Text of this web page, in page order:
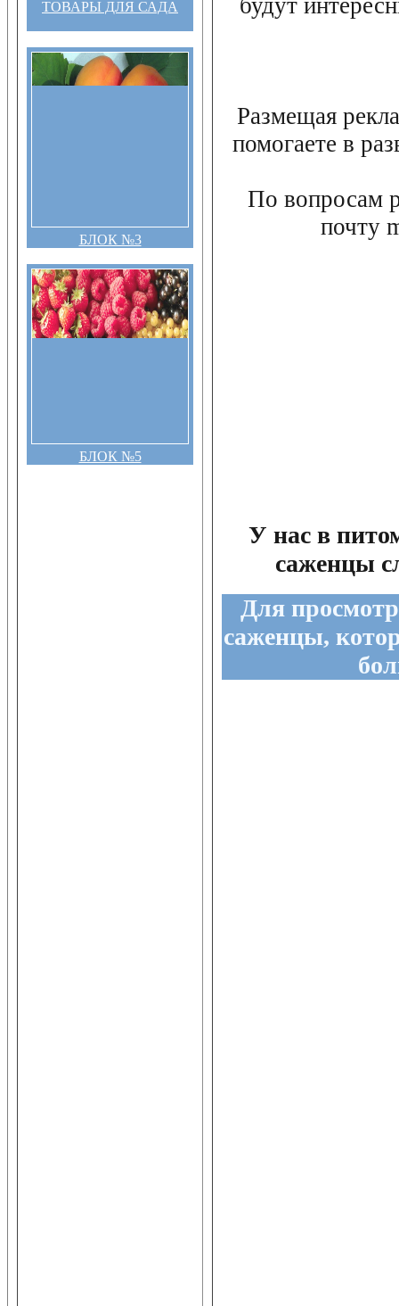
ТОВАРЫ ДЛЯ САДА
БЛОК №3
БЛОК №5
будут
Размещая
помогаете в
По вопросам
почту
У нас в
саженцы
Для
саженцы,